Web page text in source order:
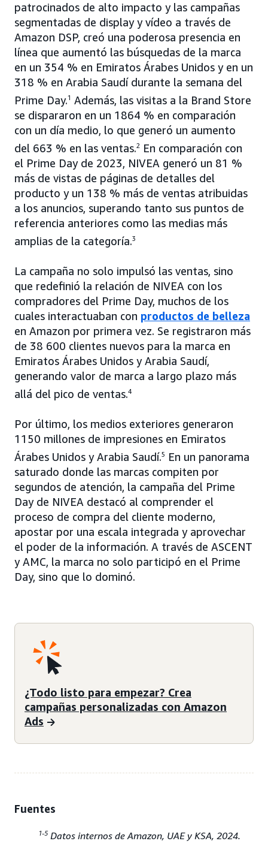
patrocinados de alto impacto y las campañas
segmentadas de display y vídeo a través de
Amazon DSP, creó una poderosa presencia en
línea que aumentó las búsquedas de la marca
en un 354 % en Emiratos Árabes Unidos y en un
318 % en Arabia Saudí durante la semana del
Prime Day.1 Además, las visitas a la Brand Store
se dispararon en un 1864 % en comparación
con un día medio, lo que generó un aumento
del 663 % en las ventas.2
En comparación con
el Prime Day de 2023, NIVEA generó un 81 %
más de vistas de páginas de detalles del
producto y un 138 % más de ventas atribuidas
a los anuncios, superando tanto sus puntos de
referencia anteriores como las medias más
amplias de la categoría.3
La campaña no solo impulsó las ventas, sino
que redefinió la relación de NIVEA con los
compradores del Prime Day, muchos de los
cuales interactuaban con productos de belleza
en Amazon por primera vez. Se registraron más
de 38 600 clientes nuevos para la marca en
Emiratos Árabes Unidos y Arabia Saudí,
generando valor de marca a largo plazo más
allá del pico de ventas.4
Por último, los medios exteriores generaron
1150 millones de impresiones en Emiratos
Árabes Unidos y Arabia Saudí.5
En un panorama
saturado donde las marcas compiten por
segundos de atención, la campaña del Prime
Day de NIVEA destacó al comprender el
proceso de compra del cliente moderno,
apostar por una escala integrada y aprovechar
el poder de la información. A través de ASCENT
y AMC, la marca no solo participó en el Prime
Day, sino que lo dominó.
¿Todo listo para empezar? Crea
campañas personalizadas con Amazon
Ads
Fuentes
1-5 Datos internos de Amazon, UAE y KSA, 2024.